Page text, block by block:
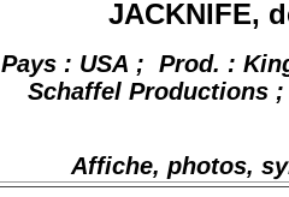
JACKNIFE,
Pays : USA ; Prod. :
Schaffel Productions
Affiche, photos,